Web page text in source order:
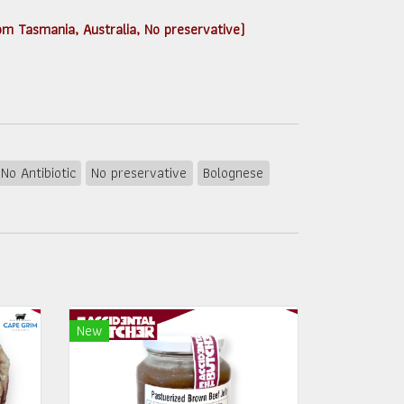
Tasmania, Australia, No preservative)
No Antibiotic No preservative Bolognese
New